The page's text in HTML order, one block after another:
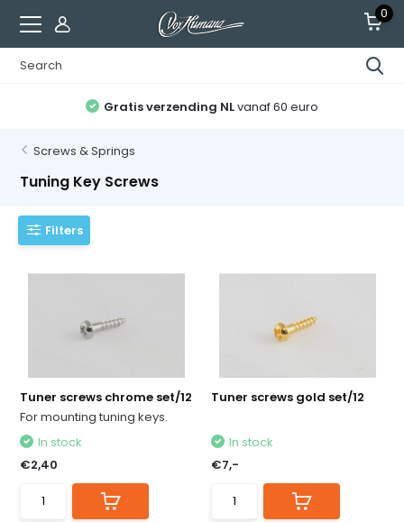
0
Gratis verzending NLvanaf 60 euro
Screws & Springs
Tuning Key Screws
Filters
Tuner screws chrome set/12
For mounting tuning keys.
In stock
€2,40
Tuner screws gold set/12
In stock
€7,-